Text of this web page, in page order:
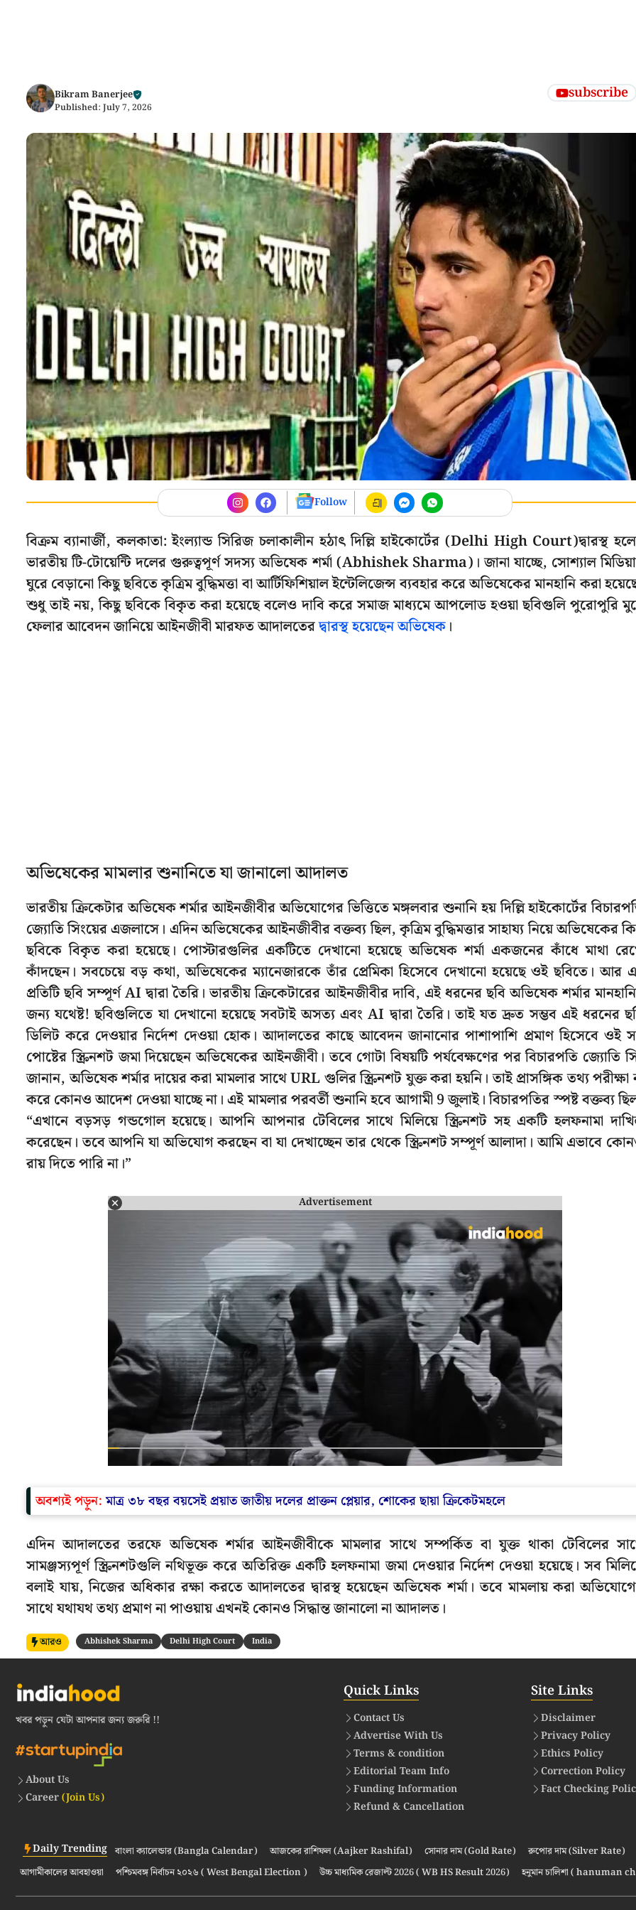
Bikram Banerjee
Published: July 7, 2026
subscribe
Follow
বিক্রম ব্যানার্জী, কলকাতা: ইংল্যান্ড সিরিজ চলাকালীন হঠাৎ দিল্লি হাইকোর্টের (Delhi High Court)দ্বারস্থ
ভারতীয় টি-টোয়েন্টি দলের গুরুত্বপূর্ণ সদস্য অভিষেক শর্মা (Abhishek Sharma)। জানা যাচ্ছে, সোশ্যাল
ঘুরে বেড়ানো কিছু ছবিতে কৃত্রিম বুদ্ধিমত্তা বা আর্টিফিশিয়াল ইন্টেলিজেন্স ব্যবহার করে অভিষেকের মানহানি করা
শুধু তাই নয়, কিছু ছবিকে বিকৃত করা হয়েছে বলেও দাবি করে সমাজ মাধ্যমে আপলোড হওয়া ছবিগুলি পুরোপুরি
ফেলার আবেদন জানিয়ে আইনজীবী মারফত আদালতেরদ্বারস্থ হয়েছেন অভিষেক।
অভিষেকের মামলার শুনানিতে যা জানালো আদালত
ভারতীয় ক্রিকেটার অভিষেক শর্মার আইনজীবীর অভিযোগের ভিত্তিতে মঙ্গলবার শুনানি হয় দিল্লি হাইকোর্টের
জ্যোতি সিংয়ের এজলাসে। এদিন অভিষেকের আইনজীবীর বক্তব্য ছিল, কৃত্রিম বুদ্ধিমত্তার সাহায্য নিয়ে অভিষেকের
ছবিকে বিকৃত করা হয়েছে। পোস্টারগুলির একটিতে দেখানো হয়েছে অভিষেক শর্মা একজনের কাঁধে মাথা
কাঁদছেন। সবচেয়ে বড় কথা, অভিষেকের ম্যানেজারকে তাঁর প্রেমিকা হিসেবে দেখানো হয়েছে ওই ছবিতে। আর
প্রতিটি ছবি সম্পূর্ণ AI দ্বারা তৈরি। ভারতীয় ক্রিকেটারের আইনজীবীর দাবি, এই ধরনের ছবি অভিষেক শর্মার
জন্য যথেষ্ট! ছবিগুলিতে যা দেখানো হয়েছে সবটাই অসত্য এবং AI দ্বারা তৈরি। তাই যত দ্রুত সম্ভব এই ধরনের
ডিলিট করে দেওয়ার নির্দেশ দেওয়া হোক। আদালতের কাছে আবেদন জানানোর পাশাপাশি প্রমাণ হিসেবে ওই
পোষ্টের স্ক্রিনশট জমা দিয়েছেন অভিষেকের আইনজীবী। তবে গোটা বিষয়টি পর্যবেক্ষণের পর বিচারপতি জ্যোতি
জানান, অভিষেক শর্মার দায়ের করা মামলার সাথে URL গুলির স্ক্রিনশট যুক্ত করা হয়নি। তাই প্রাসঙ্গিক তথ্য পরীক্ষা
করে কোনও আদেশ দেওয়া যাচ্ছে না। এই মামলার পরবর্তী শুনানি হবে আগামী 9 জুলাই। বিচারপতির স্পষ্ট বক্তব্য
“এখানে বড়সড় গন্ডগোল হয়েছে। আপনি আপনার টেবিলের সাথে মিলিয়ে স্ক্রিনশট সহ একটি হলফনামা
করেছেন। তবে আপনি যা অভিযোগ করছেন বা যা দেখাচ্ছেন তার থেকে স্ক্রিনশট সম্পূর্ণ আলাদা। আমি এভাবে
রায় দিতে পারি না।”
Advertisement
অবশ্যই পড়ুন:মাত্র ৩৮ বছর বয়সেই প্রয়াত জাতীয় দলের প্রাক্তন প্লেয়ার, শোকের ছায়া ক্রিকেটমহলে
এদিন আদালতের তরফে অভিষেক শর্মার আইনজীবীকে মামলার সাথে সম্পর্কিত বা যুক্ত থাকা টেবিলের
সামঞ্জস্যপূর্ণ স্ক্রিনশটগুলি নথিভূক্ত করে অতিরিক্ত একটি হলফনামা জমা দেওয়ার নির্দেশ দেওয়া হয়েছে। সব
বলাই যায়, নিজের অধিকার রক্ষা করতে আদালতের দ্বারস্থ হয়েছেন অভিষেক শর্মা। তবে মামলায় করা
সাথে যথাযথ তথ্য প্রমাণ না পাওয়ায় এখনই কোনও সিদ্ধান্ত জানালো না আদালত।
আরও Abhishek Sharma Delhi High Court India
খবর পড়ুন যেটা আপনার জন্য জরুরি !!
About Us
Career(Join Us)
Quick Links
Contact Us
Advertise With Us
Terms & condition
Editorial Team Info
Funding Information
Refund & Cancellation
Site Links
Disclaimer
Privacy Policy
Ethics Policy
Correction Policy
Fact Checking
Daily Trending বাংলা ক্যালেন্ডার (Bangla Calendar) আজকের রাশিফল (Aajker Rashifal) সোনার দাম (Gold Rate) রুপোর দাম (Silver Rate)
আগামীকালের আবহাওয়া
পশ্চিমবঙ্গ নির্বাচন ২০২৬ ( West Bengal Election ) উচ্চ মাধ্যমিক রেজাল্ট 2026 ( WB HS Result 2026) হনুমান চালিশা ( hanuman